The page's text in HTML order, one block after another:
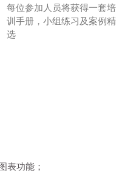
每位参加人员将获得一套培
训手册，小组练习及案例精
选
表功能；